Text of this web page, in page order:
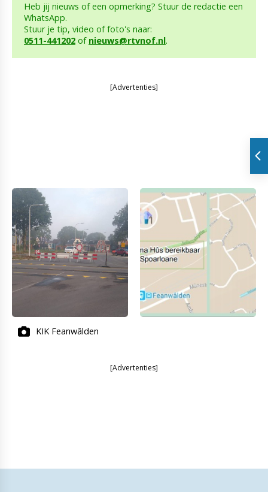
Heb jij nieuws of een opmerking? Stuur de redactie een
WhatsApp.
Stuur je tip, video of foto's naar:
0511-441202 of nieuws@rtvnof.nl.
[Advertenties]
KIK Feanwâlden
[Advertenties]